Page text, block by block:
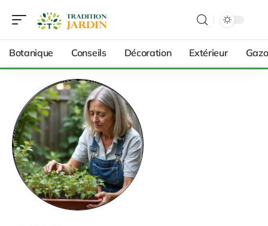
Botanique Conseils Décoration Extérieur